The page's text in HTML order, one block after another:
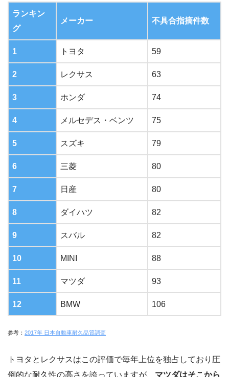
ランキン
グ
メーカー 不具合指摘件数
1 トヨタ 59
2 レクサス 63
3 ホンダ 74
4 メルセデス・ベンツ 75
5 スズキ 79
6 三菱 80
7 日産 80
8 ダイハツ 82
9 スバル 82
10 MINI 88
11 マツダ 93
12 BMW 106
参考： 2017年 日本自動車耐久品質調査
トヨタとレクサスはこの評価で毎年上位を独占しており圧
倒的な耐久性の高さを誇っていますが、 マツダはそこから